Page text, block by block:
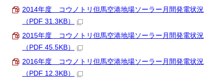
2014年度 コウノトリ但馬空港地場ソーラー月間発電状況
（PDF 31.3KB）
2015年度 コウノトリ但馬空港地場ソーラー月間発電状況
（PDF 45.5KB）
2016年度 コウノトリ但馬空港地場ソーラー月間発電状況
（PDF 12.3KB）